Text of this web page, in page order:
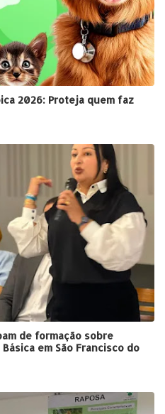
2026: Proteja quem faz
de formação sobre
em São Francisco do